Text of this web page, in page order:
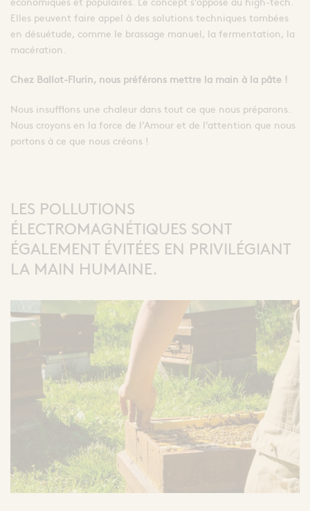
Elles peuvent faire appel à des solutions techniques tombées
en désuétude, comme le brassage manuel, la fermentation, la
macération.
Chez Ballot-Flurin, nous préférons mettre la main à la pâte !
Nous insufflons une chaleur dans tout ce que nous préparons.
Nous croyons en la force de l’Amour et de l’attention que nous
portons à ce que nous créons !
LES POLLUTIONS
ÉLECTROMAGNÉTIQUES SONT
ÉGALEMENT ÉVITÉES EN PRIVILÉGIANT
LA MAIN HUMAINE.